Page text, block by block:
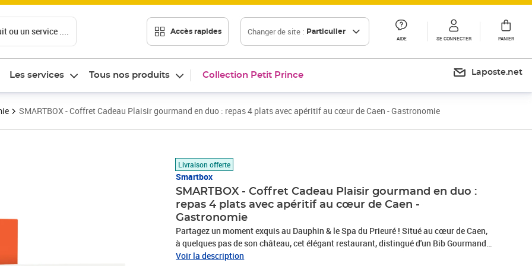
ou un service .... Accès rapides Changer de site : Particulier
AIDE SE CONNECTER PANIER
Les services Tous nos produits Collection Petit Prince Laposte.net
SMARTBOX - Coffret Cadeau Plaisir gourmand en duo : repas 4 plats avec apéritif au cœur de Caen - Gastronomie
Livraison offerte
Smartbox
SMARTBOX - Coffret Cadeau Plaisir gourmand en duo :
repas 4 plats avec apéritif au cœur de Caen -
Gastronomie
Partagez un moment exquis au Dauphin & le Spa du Prieuré ! Situé au cœur de Caen,
à quelques pas de son château, cet élégant restaurant, distingué d'un Bib Gourmand
MICHELIN 2022, vous ouvre ses portes le temps d’un délicieux repas 4 plats pour 2
Voir la description
Prix 149,90€